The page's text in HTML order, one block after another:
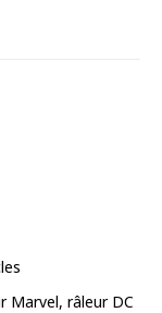
Marvel, râleur DC